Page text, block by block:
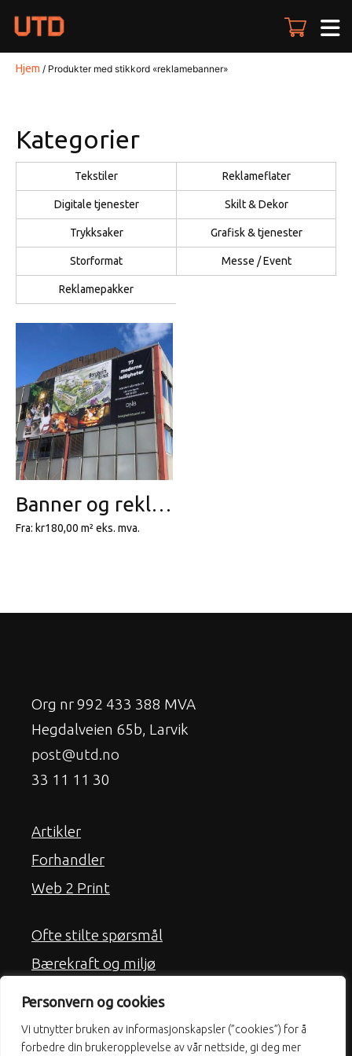
Personvern og cookies
Vi utnytter bruken av informasjonskapsler (”cookies”) for å
forbedre din brukeropplevelse av vår nettside, gi deg mer
Hjem / Produkter med stikkord «reklamebanner»
Kategorier
Tekstiler Reklameflater
Digitale tjenester Skilt & Dekor
Trykksaker Grafisk & tjenester
Storformat Messe / Event
Reklamepakker
Banner og reklameseil
Fra: kr180,00 m²eks. mva.
Org nr 992 433 388 MVA
Hegdalveien 65b, Larvik
post@utd.no
33 11 11 30
Artikler
Forhandler
Web 2 Print
Ofte stilte spørsmål
Bærekraft og miljø
Kjøpsbetingelser
Personvern & Cookies